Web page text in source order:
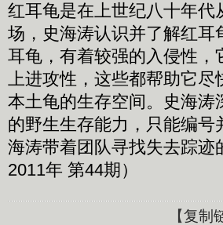
红耳龟是在上世纪八十年
场，史海涛认识并了解红
耳龟，有着较强的入侵性
上进攻性，这些都帮助它
本土龟的生存空间。史海
的野生生存能力，只能编
海涛带着团队寻找失去踪
2011年 第44期）
【复制